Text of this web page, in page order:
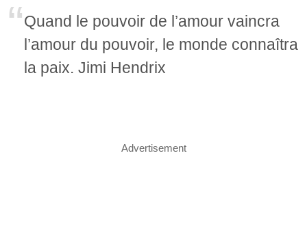
Quand le pouvoir de l’amour vaincra
l’amour du pouvoir, le monde connaîtra
la paix. Jimi Hendrix
Advertisement